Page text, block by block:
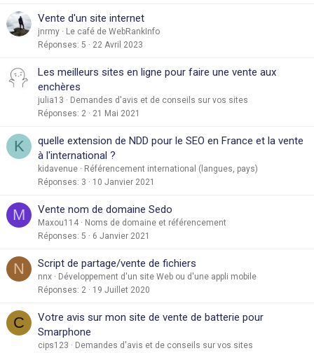
Vente d'un site internet
jnrmy
Le café de WebRankInfo
Réponses 5 22 Avril 2023
Les meilleurs sites en ligne pour faire une vente aux
enchères
julia13
Demandes d'avis et de conseils sur vos sites
Réponses 2 21 Mai 2021
K
quelle extension de NDD pour le SEO en France et la vente
à l'international ?
kidavenue
Référencement international (langues, pays)
Réponses 3 10 Janvier 2021
M Vente nom de domaine Sedo
Maxou114
Noms de domaine et référencement
Réponses 5 6 Janvier 2021
N Script de partage/vente de fichiers
nnx
Développement d'un site Web ou d'une appli mobile
Réponses 2 19 Juillet 2020
C
Votre avis sur mon site de vente de batterie pour
Smarphone
cips123
Demandes d'avis et de conseils sur vos sites